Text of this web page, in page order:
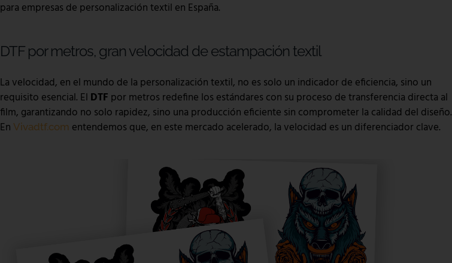
para empresas de personalización textil en España.
DTF por metros, gran velocidad de estampación textil
La velocidad, en el mundo de la personalización textil, no es solo un indicador de eficiencia, sino un
requisito esencial. El DTF por metros redefine los estándares con su proceso de transferencia directa al
film, garantizando no solo rapidez, sino una producción eficiente sin comprometer la calidad del diseño.
En Vivadtf.com entendemos que, en este mercado acelerado, la velocidad es un diferenciador clave.